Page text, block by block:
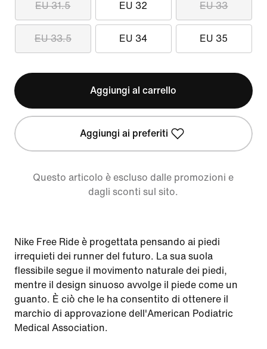
EU 31.5 EU 32 EU 33
EU 33.5 EU 34 EU 35
Aggiungi al carrello
Aggiungi ai preferiti
Questo articolo è escluso dalle promozioni e
dagli sconti sul sito.
Nike Free Ride è progettata pensando ai piedi
irrequieti dei runner del futuro. La sua suola
flessibile segue il movimento naturale dei piedi,
mentre il design sinuoso avvolge il piede come un
guanto. È ciò che le ha consentito di ottenere il
marchio di approvazione dell'American Podiatric
Medical Association.